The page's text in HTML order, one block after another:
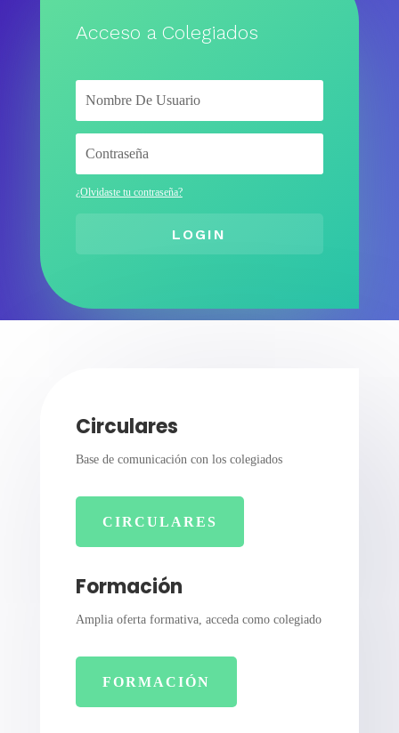
Acceso a Colegiados
¿Olvidaste tu contraseña?
LOGIN
Circulares
Base de comunicación con los colegiados
CIRCULARES
Formación
Amplia oferta formativa, acceda como colegiado
FORMACIÓN